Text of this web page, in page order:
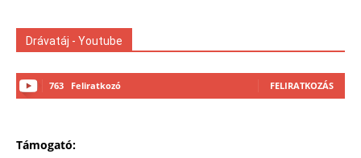
Drávatáj - Youtube
763 Feliratkozó FELIRATKOZÁS
Támogató: